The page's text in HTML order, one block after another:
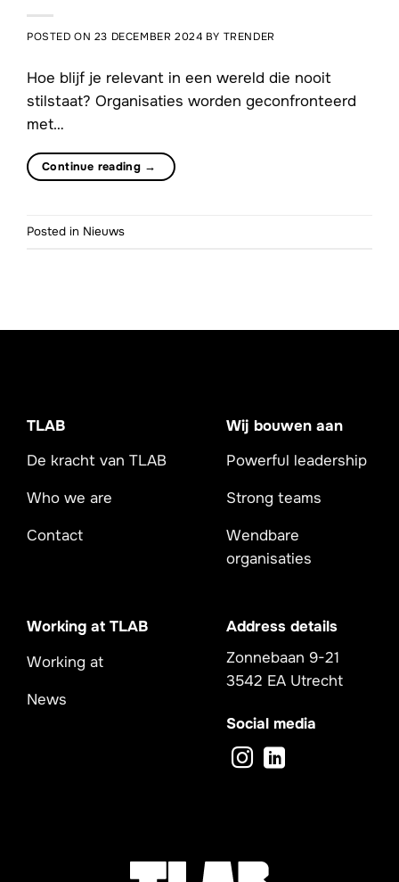
POSTED ON 23 DECEMBER 2024 BY TRENDER
Hoe blijf je relevant in een wereld die nooit
stilstaat? Organisaties worden geconfronteerd
met…
Continue reading →
Posted in Nieuws
TLAB
De kracht van TLAB
Who we are
Contact
Wij bouwen aan
Powerful leadership
Strong teams
Wendbare
organisaties
Working at TLAB
Working at
News
Address details
Zonnebaan 9-21
3542 EA Utrecht
Social media